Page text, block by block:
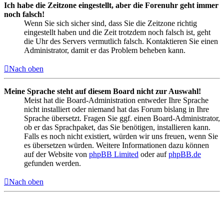
Ich habe die Zeitzone eingestellt, aber die Forenuhr geht immer
noch falsch!
Wenn Sie sich sicher sind, dass Sie die Zeitzone richtig
eingestellt haben und die Zeit trotzdem noch falsch ist, geht
die Uhr des Servers vermutlich falsch. Kontaktieren Sie einen
Administrator, damit er das Problem beheben kann.
Nach oben
Meine Sprache steht auf diesem Board nicht zur Auswahl!
Meist hat die Board-Administration entweder Ihre Sprache
nicht installiert oder niemand hat das Forum bislang in Ihre
Sprache übersetzt. Fragen Sie ggf. einen Board-Administrator,
ob er das Sprachpaket, das Sie benötigen, installieren kann.
Falls es noch nicht existiert, würden wir uns freuen, wenn Sie
es übersetzen würden. Weitere Informationen dazu können
auf der Website von phpBB Limited oder aufphpBB.de
gefunden werden.
Nach oben